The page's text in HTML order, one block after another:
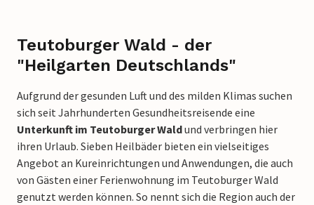
Teutoburger Wald - der
"Heilgarten Deutschlands"
Aufgrund der gesunden Luft und des milden Klimas suchen
sich seit Jahrhunderten Gesundheitsreisende eine
Unterkunft im Teutoburger Waldund verbringen hier
ihren Urlaub. Sieben Heilbäder bieten ein vielseitiges
Angebot an Kureinrichtungen und Anwendungen, die auch
von Gästen einer Ferienwohnung im Teutoburger Wald
genutzt werden können. So nennt sich die Region auch der